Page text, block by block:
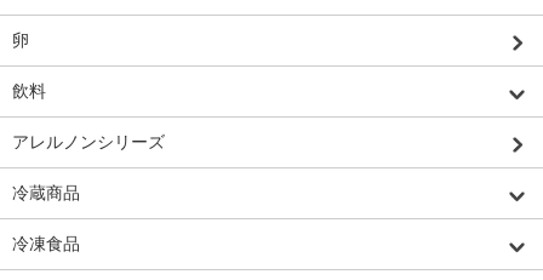
卵
飲料
アレルノンシリーズ
冷蔵商品
冷凍食品